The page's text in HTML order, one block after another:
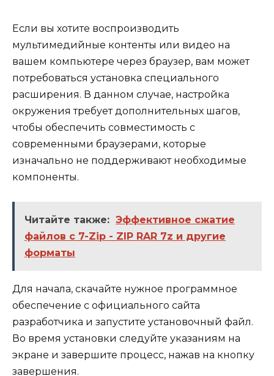
Если вы хотите воспроизводить
мультимедийные контенты или видео на
вашем компьютере через браузер, вам может
потребоваться установка специального
расширения. В данном случае, настройка
окружения требует дополнительных шагов,
чтобы обеспечить совместимость с
современными браузерами, которые
изначально не поддерживают необходимые
компоненты.
Читайте также: Эффективное сжатие
файлов с 7-Zip - ZIP RAR 7z и другие
форматы
Для начала, скачайте нужное программное
обеспечение с официального сайта
разработчика и запустите установочный файл.
Во время установки следуйте указаниям на
экране и завершите процесс, нажав на кнопку
завершения.